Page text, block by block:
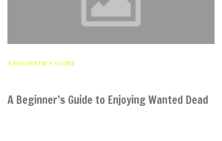
A BEGINNER'S GUIDE
A Beginner’s Guide to Enjoying Wanted Dead